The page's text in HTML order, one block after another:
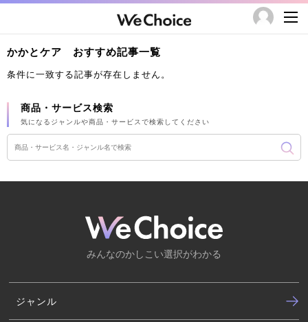
かかとケア おすすめ記事一覧
条件に一致する記事が存在しません。
商品・サービス検索
気になるジャンルや商品・サービスで検索してください
みんなのかしこい選択がわかる
ジャンル